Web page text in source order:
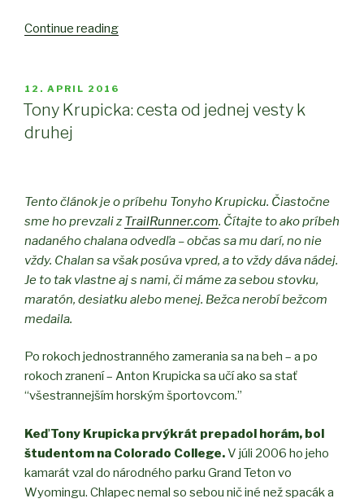
Continue reading
od
POSTED
ON
12. APRIL 2016
Tony Krupicka: cesta od jednej vesty k
druhej
Tento článok je o príbehu Tonyho Krupicku. Čiastočne
sme ho prevzali z TrailRunner.com. Čítajte to ako príbeh
nadaného chalana odvedľa – občas sa mu darí, no nie
vždy. Chalan sa však posúva vpred, a to vždy dáva nádej.
Je to tak vlastne aj s nami, či máme za sebou stovku,
maratón, desiatku alebo menej. Bežca nerobí bežcom
medaila.
Po rokoch jednostranného zamerania sa na beh – a po
rokoch zranení – Anton Krupicka sa učí ako sa stať
“všestrannejším horským športovcom.”
Keď Tony Krupicka prvýkrát prepadol horám, bol
študentom na Colorado College.V júli 2006 ho jeho
kamarát vzal do národného parku Grand Teton vo
Wyomingu. Chlapec nemal so sebou nič iné než spacák a